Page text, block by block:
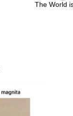
The World